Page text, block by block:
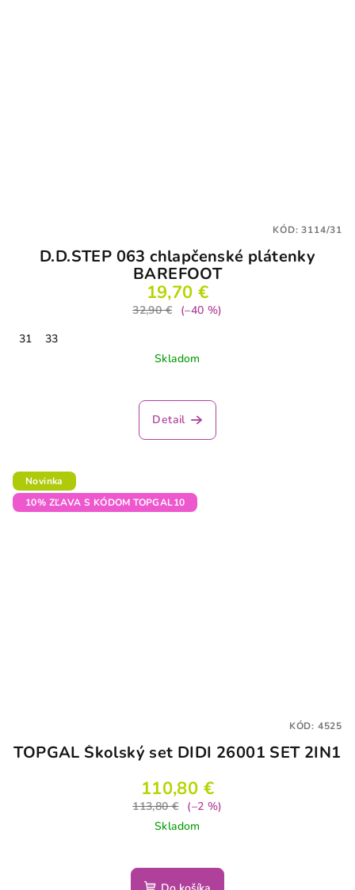
D.D.STEP 063 chlapčenské plátenky
BAREFOOT
19,70 €
32,90 €
(–40 %)
31
33
Skladom
Detail
KÓD:3114/31
Novinka
10% ZĽAVA S KÓDOM TOPGAL10
TOPGAL Školský set DIDI 26001 SET 2IN1
110,80 €
113,80 €
(–2 %)
Skladom
KÓD: 4525